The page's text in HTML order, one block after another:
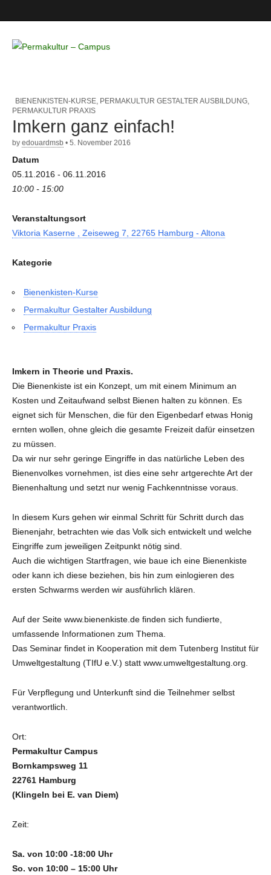
– Campus
BIENENKISTEN-KURSE PERMAKULTUR GESTALTER AUSBILDUNG
PERMAKULTUR PRAXIS
Imkern ganz einfach!
by edouardmsb • 5. November 2016
Datum
05.11.2016 - 06.11.2016
10:00 - 15:00
Veranstaltungsort
Viktoria Kaserne , Zeiseweg 7, 22765 Hamburg - Altona
Kategorie
Bienenkisten-Kurse
Permakultur Gestalter Ausbildung
Permakultur Praxis
Imkern in Theorie und Praxis.
Die Bienenkiste ist ein Konzept, um mit einem Minimum an
Kosten und Zeitaufwand selbst Bienen halten zu können. Es
eignet sich für Menschen, die für den Eigenbedarf etwas Honig
ernten wollen, ohne gleich die gesamte Freizeit dafür einsetzen
zu müssen.
Da wir nur sehr geringe Eingriffe in das natürliche Leben des
Bienenvolkes vornehmen, ist dies eine sehr artgerechte Art der
Bienenhaltung und setzt nur wenig Fachkenntnisse voraus.
In diesem Kurs gehen wir einmal Schritt für Schritt durch das
Bienenjahr, betrachten wie das Volk sich entwickelt und welche
Eingriffe zum jeweiligen Zeitpunkt nötig sind.
Auch die wichtigen Startfragen, wie baue ich eine Bienenkiste
oder kann ich diese beziehen, bis hin zum einlogieren des
ersten Schwarms werden wir ausführlich klären.
Auf der Seite www.bienenkiste.de finden sich fundierte,
umfassende Informationen zum Thema.
Das Seminar findet in Kooperation mit dem Tutenberg Institut für
Umweltgestaltung (TIfU e.V.) statt www.umweltgestaltung.org.
Für Verpflegung und Unterkunft sind die Teilnehmer selbst
verantwortlich.
Ort:
Permakultur Campus
Bornkampsweg 11
22761 Hamburg
(Klingeln bei E. van Diem)
Zeit:
Sa. von 10:00 -18:00 Uhr
So. von 10:00 – 15:00 Uhr